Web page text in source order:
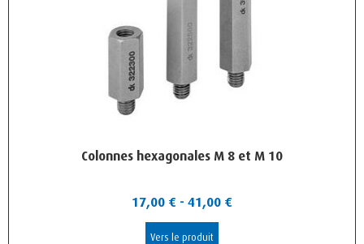
Colonnes hexagonales M 8 et M 10
17,00 € - 41,00 €
Vers le produit